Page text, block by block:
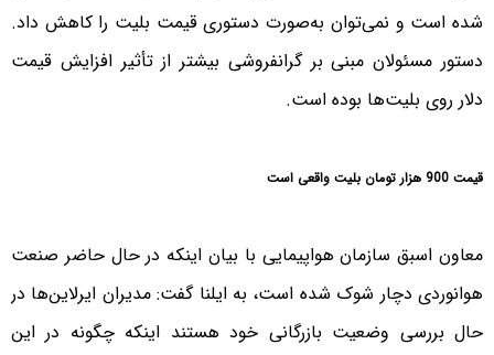
شده است و نمی‌توان به‌صورت دستوری قیمت بلیت را کاهش داد.
دستور مسئولان مبنی بر گرانفروشی بیشتر از تأثیر افزایش قیمت
دلار روی بلیت‌ها بوده است.
قیمت 900 هزار تومان بلیت واقعی است
معاون اسبق سازمان هواپیمایی با بیان اینکه در حال حاضر صنعت
هوانوردی دچار شوک شده است، به ایلنا گفت: مدیران ایرلاین‌ها در
حال بررسی وضعیت بازرگانی خود هستند اینکه چگونه در این